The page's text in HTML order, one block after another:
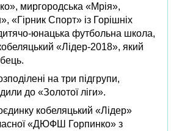
миргородська «Мрія»,
«Гірник Спорт» із Горішніх
юнацька футбольна школа,
«Лідер-2018», який
на три підгрупи,
до «Золотої ліги».
кобеляцький «Лідер»
«ДЮФШ Горпинко» з